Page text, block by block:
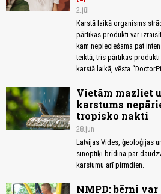
2.jūl
Karstā laikā organisms
pārtikas produkti var
kam nepieciešama pat
teiktā, trīs pārtikas
karstā laikā, vēsta
Vietām mazliet
karstums
tropisko nakti
28.jun
Latvijas Vides, ģeoloģijas
sinoptiķi brīdina par
karstumu arī pirmdien.
NMPD: bērni